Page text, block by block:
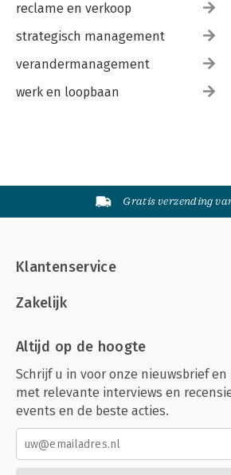
reclame en verkoop
strategisch management
verandermanagement
werk en loopbaan
Gratis verzending
Klantenservice
Zakelijk
Altijd op de hoogte
Schrijf u in voor onze nieuwsbrief
met relevante interviews en
events en de beste acties.